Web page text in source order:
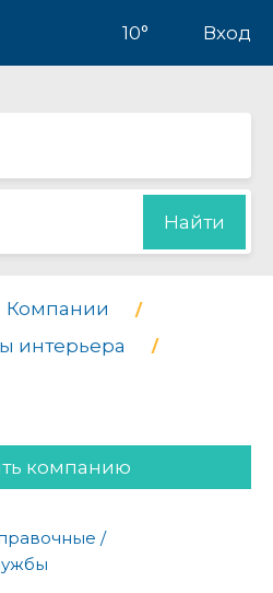
10° Вход
Найти
Компании
интерьера
компанию
/